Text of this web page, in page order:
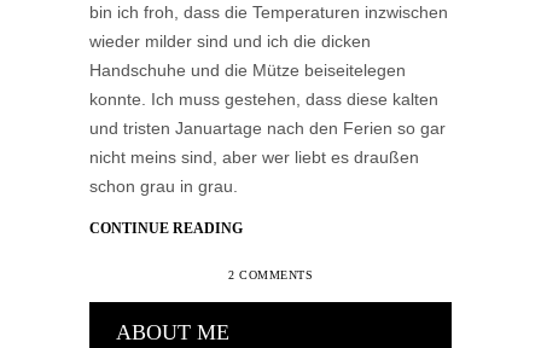
bin ich froh, dass die Temperaturen inzwischen
wieder milder sind und ich die dicken
Handschuhe und die Mütze beiseitelegen
konnte. Ich muss gestehen, dass diese kalten
und tristen Januartage nach den Ferien so gar
nicht meins sind, aber wer liebt es draußen
schon grau in grau.
CONTINUE READING
2 COMMENTS
ABOUT ME